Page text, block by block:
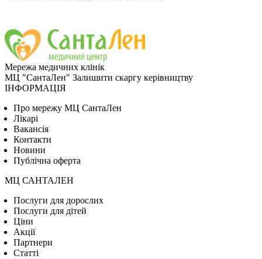
Мережа медичних клінік
МЦ "СантаЛен" Залишити скаргу керівництву
ІНФОРМАЦІЯ
Про мережу МЦ СантаЛен
Лікарі
Вакансія
Контакти
Новини
Публічна оферта
МЦ САНТАЛЕН
Послуги для дорослих
Послуги для дітей
Цiни
Акції
Партнери
Статті